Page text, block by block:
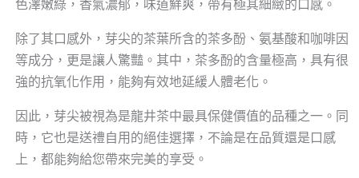
色澤嫩綠，香氣濃郁，味道鮮爽，帶有極其細緻的口感。
除了其口感外，芽尖的茶葉所含的茶多酚、氨基酸和咖啡因
等成分，更是讓人驚豔。其中，茶多酚的含量極高，具有很
強的抗氧化作用，能夠有效地延緩人體老化。
因此，芽尖被視為是龍井茶中最具保健價值的品種之一。同
時，它也是送禮自用的絕佳選擇，不論是在品質還是口感
上，都能夠給您帶來完美的享受。